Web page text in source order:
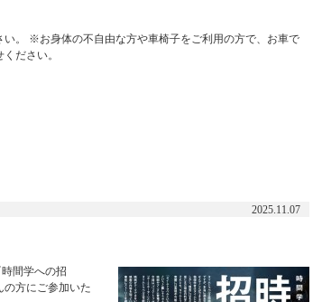
。 ※お身体の不自由な方や車椅子をご利用の方で、お車で
ださい。
2025.11.07
間学への招
の方にご参加いた